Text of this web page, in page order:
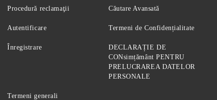
Procedură reclamaţii
Autentificare
Înregistrare
Căutare Avansată
Termeni de Confidențialitate
DECLARAȚIE DE
CONsimțământ PENTRU
PRELUCRAREA DATELOR
PERSONALE
Termeni generali